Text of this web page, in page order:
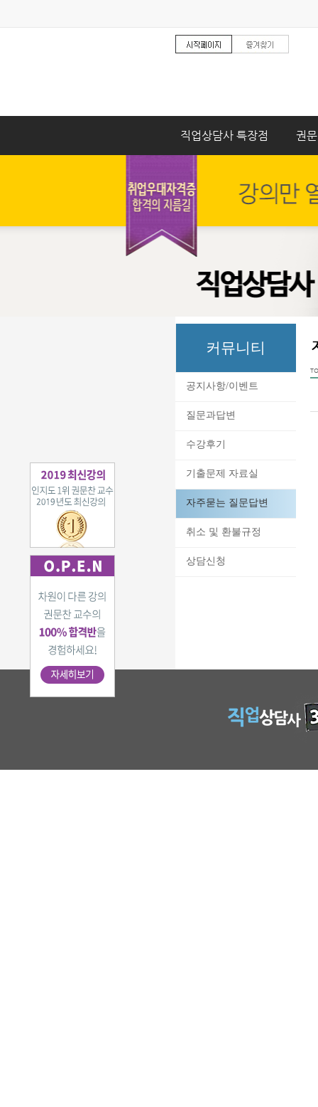
직업상담사 특장점 권
커뮤니티
공지사항/이벤트
질문과답변
수강후기
기출문제 자료실
자주묻는 질문답변
취소 및 환불규정
상담신청